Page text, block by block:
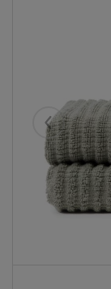
Eelmised